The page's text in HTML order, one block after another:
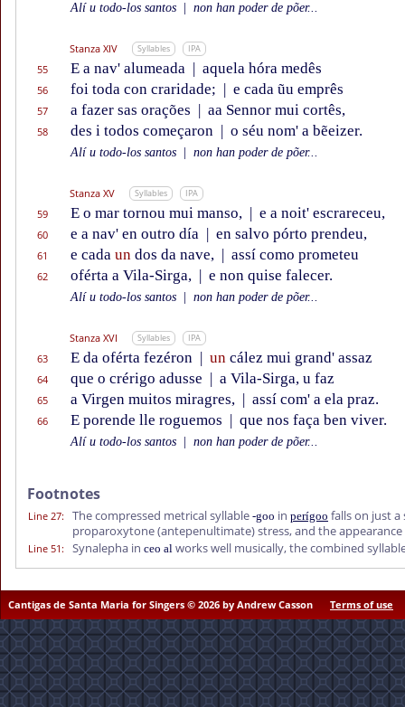
Alí u todo-los santos non han poder de põer...
Stanza XIV Syllables IPA
55 E a nav' alumeada | aquela hóra medês
56 foi toda con craridade; | e cada ũu emprês
57 a fazer sas orações | aa Sennor mui cortês,
58 des i todos começaron | o séu nom' a bẽeizer.
Alí u todo-los santos non han poder de põer...
Stanza XV Syllables IPA
59 E o mar tornou mui manso, | e a noit' escrareceu,
60 e a nav' en outro día | en salvo pórto prendeu,
61 e cada un dos da nave, | assí como prometeu
62 oférta a Vila-Sirga, | e non quise falecer.
Alí u todo-los santos non han poder de põer...
Stanza XVI Syllables IPA
63 E da oférta fezéron | un cález mui grand' assaz
64 que o crérigo adusse | a Vila-Sirga, u faz
65 a Virgen muitos miragres, | assí com' a ela praz.
66 E porende lle roguemos | que nos faça ben viver.
Alí u todo-los santos non han poder de põer...
Footnotes
Line 27: The compressed metrical syllable -goo in perígoo falls on just a
proparoxytone (antepenultimate) stress, and the
Line 51: Synalepha in ceo al works well musically, the combined
Cantigas de Santa Maria for Singers © 2026 by Andrew Casson Terms of use